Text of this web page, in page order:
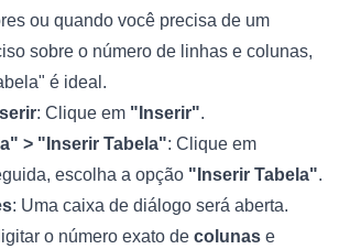
ou quando você precisa de um
sobre o número de linhas e colunas,
é ideal.
: Clique em "Inserir".
> "Inserir Tabela": Clique em
escolha a opção "Inserir Tabela".
: Uma caixa de diálogo será aberta.
o número exato de colunas e